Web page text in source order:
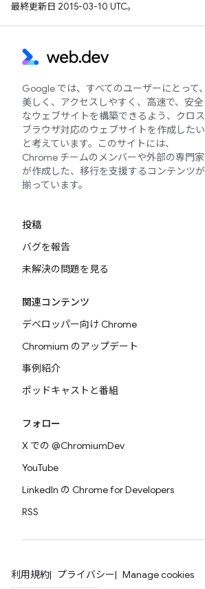
最終更新日 2015-03-10 UTC。
Google では、すべてのユーザーにとって、
美しく、アクセスしやすく、高速で、安全
なウェブサイトを構築できるよう、クロス
ブラウザ対応のウェブサイトを作成したい
と考えています。このサイトには、
Chrome チームのメンバーや外部の専門家
が作成した、移行を支援するコンテンツが
揃っています。
投稿
バグを報告
未解決の問題を見る
関連コンテンツ
デベロッパー向け Chrome
Chromium のアップデート
事例紹介
ポッドキャストと番組
フォロー
X での @ChromiumDev
YouTube
LinkedIn の Chrome for Developers
RSS
利用規約 プライバシー Manage cookies